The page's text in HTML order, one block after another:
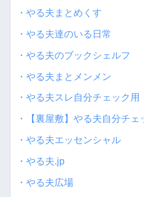
・やる夫まとめくす
・やる夫達のいる日常
・やる夫のブックシェルフ
・やる夫まとメンメン
・やる夫スレ自分チェック用
・【裏屋敷】やる夫自分チェ
・やる夫エッセンシャル
・やる夫.jp
・やる夫広場